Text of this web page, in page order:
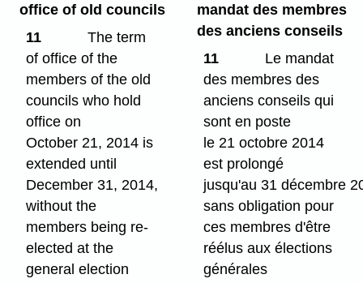
office of old councils
11
The term
of office of the
members of the old
councils who hold
office on
October 21, 2014 is
extended until
December 31, 2014,
without the
members being re-
elected at the
general election
mandat des membres
des anciens conseils
11
Le mandat
des membres des
anciens conseils qui
sont en poste
le 21 octobre 2014
est prolongé
jusqu'au 31 décembre
sans obligation pour
ces membres d'être
réélus aux élections
générales